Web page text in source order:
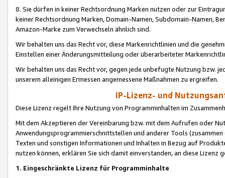
8. Sie dürfen in keiner Rechtsordnung Marken nutzen oder zur
keiner Rechtsordnung Marken, Domain-Namen, Subdomain-Namen,
Amazon-Marke zum Verwechseln ähnlich sind.
Wir behalten uns das Recht vor, diese Markenrichtlinien und die
Einstellen einer Änderungsmitteilung oder überarbeiteter
Wir behalten uns das Recht vor, gegen jede unbefugte Nutzung bzw.
unserem alleinigen Ermessen angemessene Maßnahmen zu ergreifen.
IP-Lizenz- und
Diese Lizenz regelt Ihre Nutzung von Programminhalten im
Mit dem Akzeptieren der Vereinbarung bzw. mit dem Aufrufen oder
Anwendungsprogrammierschnittstellen und anderer Tools (zusammen
Texten und sonstigen Informationen und Inhalten in Bezug auf
nutzen können, erklären Sie sich damit einverstanden, an diese Lizenz
1. Eingeschränkte Lizenz für Programminhalte